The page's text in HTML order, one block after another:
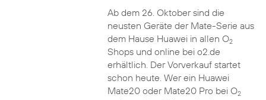
Ab dem 26. Oktober sind die
neusten Geräte der Mate-Serie aus
dem Hause Huawei in allen O2
Shops und online bei o2.de
erhältlich. Der Vorverkauf startet
schon heute. Wer ein Huawei
Mate20 oder Mate20 Pro bei O2